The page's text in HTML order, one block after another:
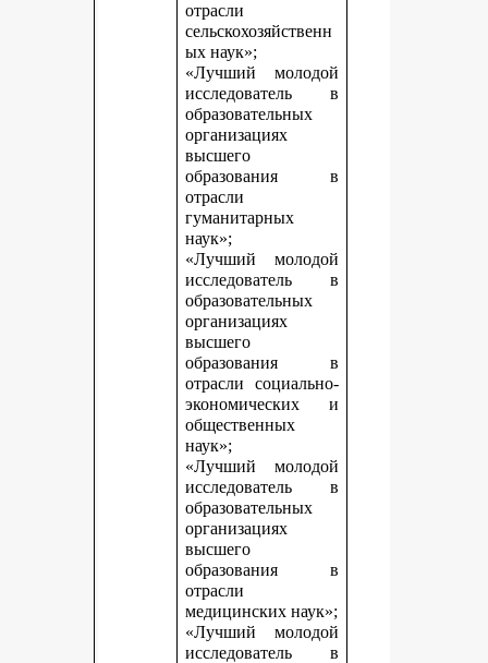
отрасли
сельскохозяйственн
ых наук»;
«Лучший молодой
исследователь в
образовательных
организациях
высшего
образования в
отрасли
гуманитарных
наук»;
«Лучший молодой
исследователь в
образовательных
организациях
высшего
образования в
отрасли социально-
экономических и
общественных
наук»;
«Лучший молодой
исследователь в
образовательных
организациях
высшего
образования в
отрасли
медицинских наук»;
«Лучший молодой
исследователь в